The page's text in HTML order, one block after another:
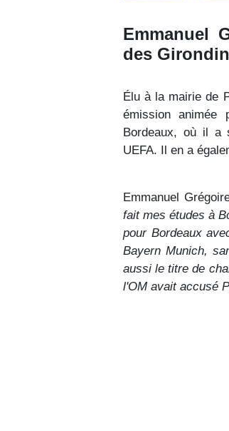
Emmanuel
des
Élu à la mairie de
émission
Bordeaux, où il a
UEFA. Il en a
Emmanuel
fait mes études à
pour Bordeaux
Bayern Munich,
aussi le titre de
l'OM avait accusé